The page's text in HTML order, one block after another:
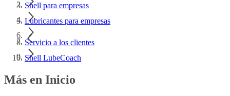
Shell para empresas
Lubricantes para empresas
Servicio a los clientes
Shell LubeCoach
Más en Inicio